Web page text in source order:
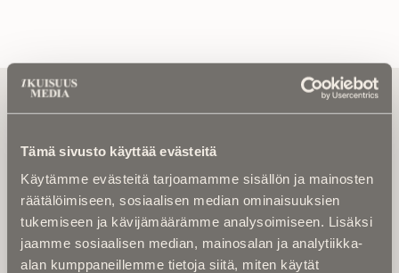
Tämä sivusto käyttää evästeitä
Käytämme evästeitä tarjoamamme sisällön ja mainosten
räätälöimiseen, sosiaalisen median ominaisuuksien
tukemiseen ja kävijämäärämme analysoimiseen. Lisäksi
jaamme sosiaalisen median, mainosalan ja analytiikka-
alan kumppaneillemme tietoja siitä, miten käytät
Tilaa uutiskirje - Pääset heti parhaiden
artikkelien pariin!
Kirjoita alle sähköpostiosoitteesi niin saat kaksi kertaa
etteivät kiinnostavat artikkelit jää huomaamatta.
Uutiskirje on maksuton eikä se velvoita mihinkään.
Kirjoita tähän sähköpostiosoite, johon haluat uutiskirjeen
tulevan: